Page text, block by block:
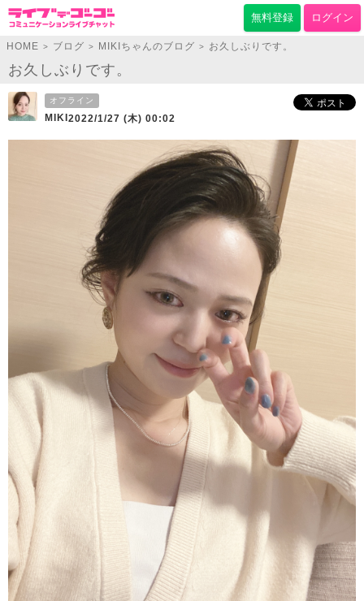
無料登録 ログイン
HOME > ブログ > MIKIちゃんのブログ > お久しぶりです。
お久しぶりです。
オフライン
MIKI 2022/1/27 (木) 00:02